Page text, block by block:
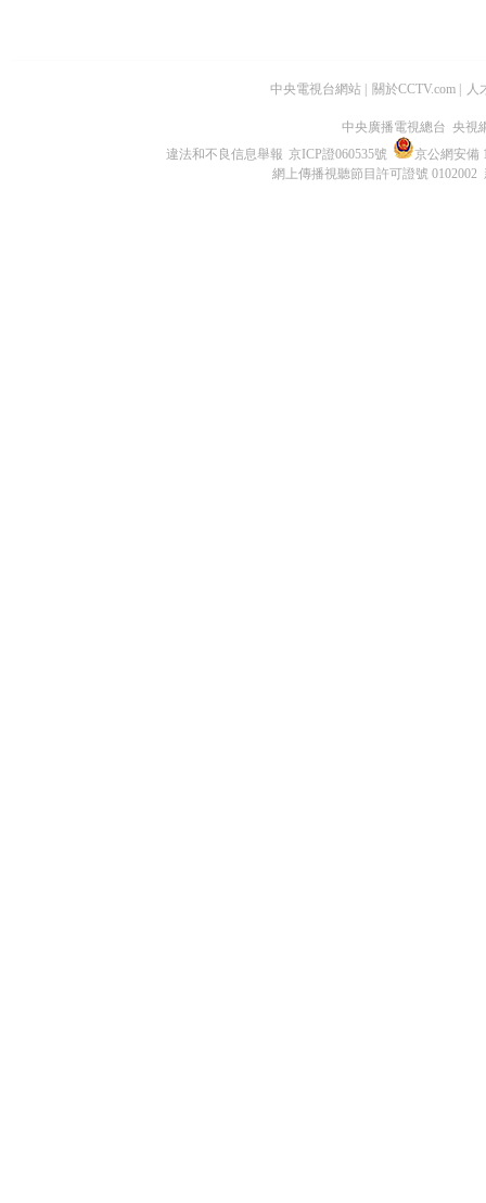
中央電視台網站 關於CCTV.com 人
中央廣播電視總台 央視
違法和不良信息舉報 京ICP證060535號
京公網安備
網上傳播視聽節目許可證號 0102002